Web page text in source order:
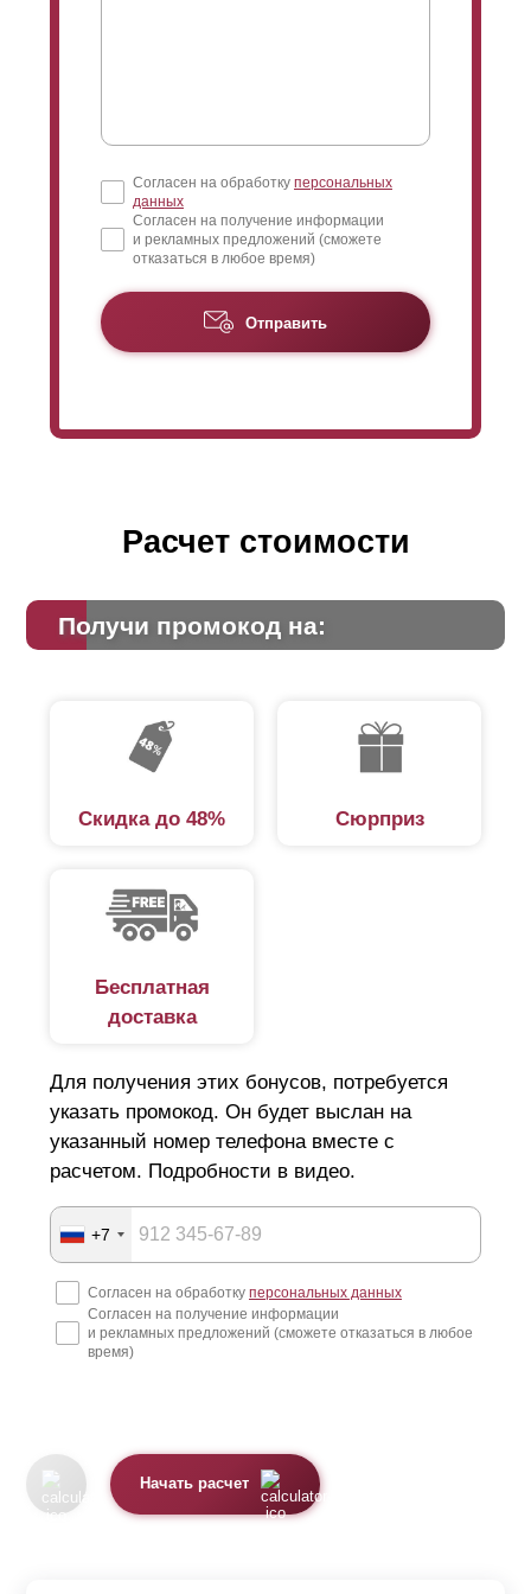
Согласен на обработку персональных
данных
Согласен на получение информации
и рекламных предложений (сможете
отказаться в любое время)
Отправить
Расчет стоимости
Получи промокод на:
Скидка до 48% Сюрприз
Бесплатная
доставка
Для получения этих бонусов, потребуется
указать промокод. Он будет выслан на
указанный номер телефона вместе с
расчетом. Подробности в видео.
+7
Согласен на обработку персональных данных
Согласен на получение информации
и рекламных предложений (сможете отказаться в любое
время)
Начать расчет